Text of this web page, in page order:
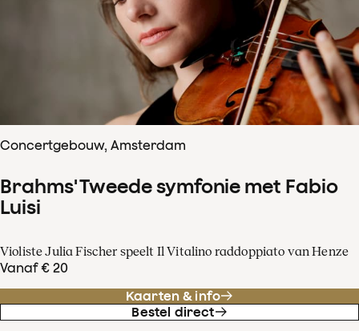
Concertgebouw, Amsterdam
Brahms' Tweede symfonie met Fabio
Luisi
Violiste Julia Fischer speelt Il Vitalino raddoppiato van Henze
Vanaf € 20
Kaarten & info
Bestel direct